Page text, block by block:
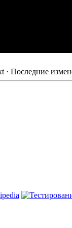
· Последние